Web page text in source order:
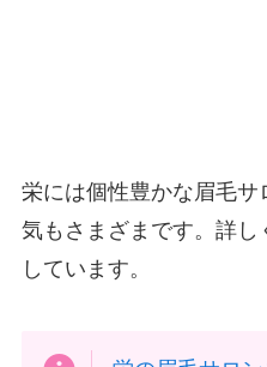
栄には個性豊かな眉毛サ
気もさまざまです。詳
しています。